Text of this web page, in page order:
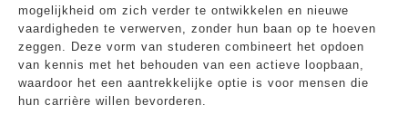
mogelijkheid om zich verder te ontwikkelen en nieuwe
vaardigheden te verwerven, zonder hun baan op te hoeven
zeggen. Deze vorm van studeren combineert het opdoen
van kennis met het behouden van een actieve loopbaan,
waardoor het een aantrekkelijke optie is voor mensen die
hun carrière willen bevorderen.